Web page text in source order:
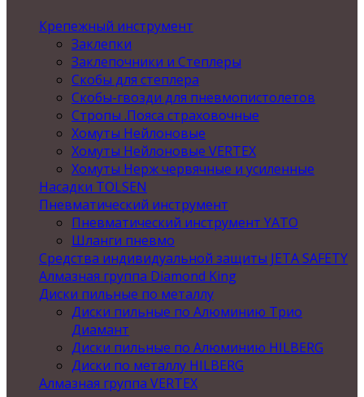
Крепежный инструмент
Заклепки
Заклепочники и Степлеры
Скобы для степлера
Скобы-гвозди для пневмопистолетов
Стропы .Пояса страховочные
Хомуты Нейлоновые
Хомуты Нейлоновые VERTEX
Хомуты Нерж червячные и усиленные
Насадки TOLSEN
Пневматический инструмент
Пневматический инструмент YATO
Шланги пневмо
Средства индивидуальной защиты JETA SAFETY
Алмазная группа Diamond King
Диски пильные по металлу
Диски пильные по Алюминию Трио
Диамант
Диски пильные по Алюминию HILBERG
Диски по металлу HILBERG
Алмазная группа VERTEX